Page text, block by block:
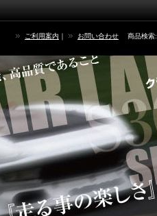
ご利用案内 ｜ お問い合わせ 商品検索: